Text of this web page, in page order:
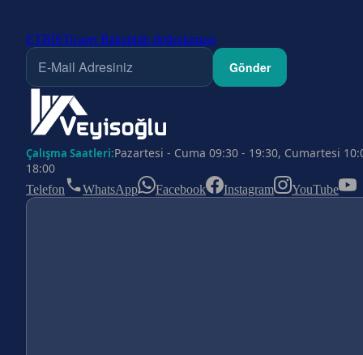
ETBİSTicaret Bakanlığı doğrulaması
Gönder
Çalışma Saatleri:Pazartesi - Cuma 09:30 - 19:30, Cumartesi
18:00
Telefon WhatsApp Facebook Instagram YouTube